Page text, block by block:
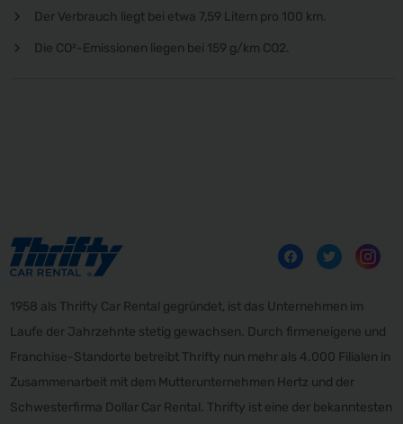
Der Verbrauch liegt bei etwa 7,59 Litern pro 100 km.
Die CO²-Emissionen liegen bei 159 g/km CO2.
1958 als Thrifty Car Rental gegründet, ist das Unternehmen im
Laufe der Jahrzehnte stetig gewachsen. Durch firmeneigene und
Franchise-Standorte betreibt Thrifty nun mehr als 4.000 Filialen in
Zusammenarbeit mit dem Mutterunternehmen Hertz und der
Schwesterfirma Dollar Car Rental. Thrifty ist eine der bekanntesten